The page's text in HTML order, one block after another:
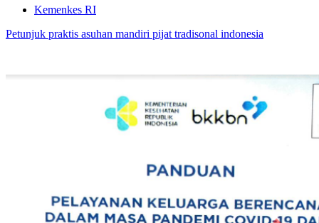
Kemenkes RI
Petunjuk praktis asuhan mandiri pijat tradisonal indonesia